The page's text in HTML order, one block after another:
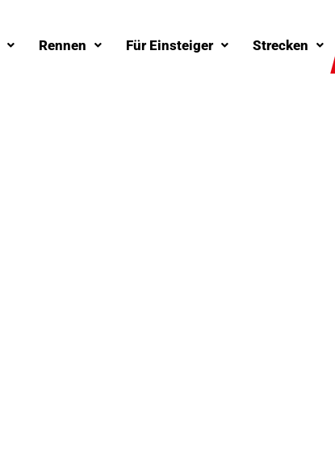
Rennen Für Einsteiger Strecken